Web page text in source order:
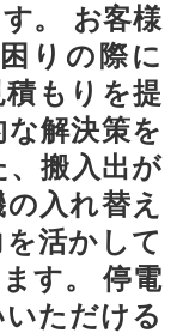
。 お客様
りの際に
もりを提
解決策を
搬入出が
入れ替え
活かして
す。 停電
ただける